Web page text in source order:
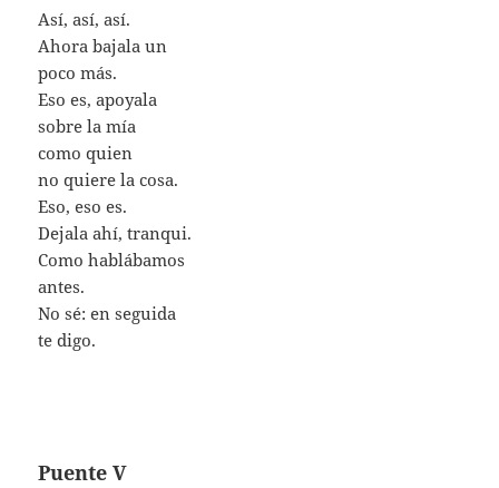
Así, así, así.
Ahora bajala un
poco más.
Eso es, apoyala
sobre la mía
como quien
no quiere la cosa.
Eso, eso es.
Dejala ahí, tranqui.
Como hablábamos
antes.
No sé: en seguida
te digo.
Puente V